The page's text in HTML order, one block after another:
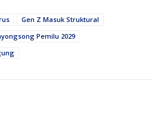
Gen Z Masuk Struktural
Pemilu 2029